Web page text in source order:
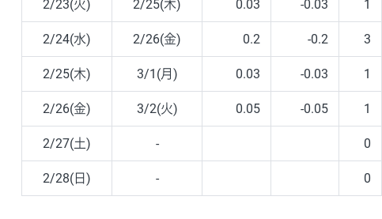
2/23(火) 2/25(木) 0.03 -0.03 1
2/24(水) 2/26(金) 0.2 -0.2 3
2/25(木) 3/1(月) 0.03 -0.03 1
2/26(金) 3/2(火) 0.05 -0.05 1
2/27(土) - 0
2/28(日) - 0